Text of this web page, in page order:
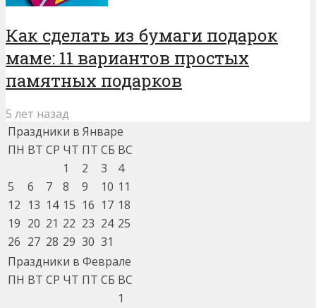
Как сделать из бумаги подарок
маме: 11 вариантов простых
памятных подарков
5 лет назад
Праздники в Январе
ПН ВТ СР ЧТ ПТ СБ ВС
1
2 3
4
5
6 7 8 9 10 11
12 13 14 15 16 17 18
19 20 21 22 23 24 25
26 27 28 29 30 31
Праздники в Феврале
ПН ВТ СР ЧТ ПТ СБ ВС
1